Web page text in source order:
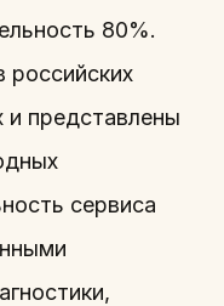
80%.
российских
представлены
сервиса